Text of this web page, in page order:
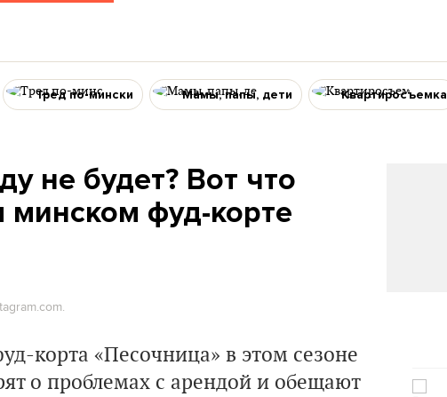
Тред по-мински Мамы, папы, дети Квартиросъемка
не будет? Вот что
минском фуд-корте
корта «Песочница» в этом сезоне
о проблемах с арендой и обещают